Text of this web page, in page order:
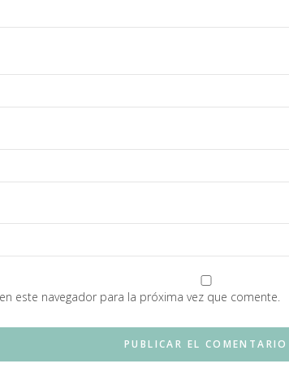
este navegador para la próxima vez que comente.